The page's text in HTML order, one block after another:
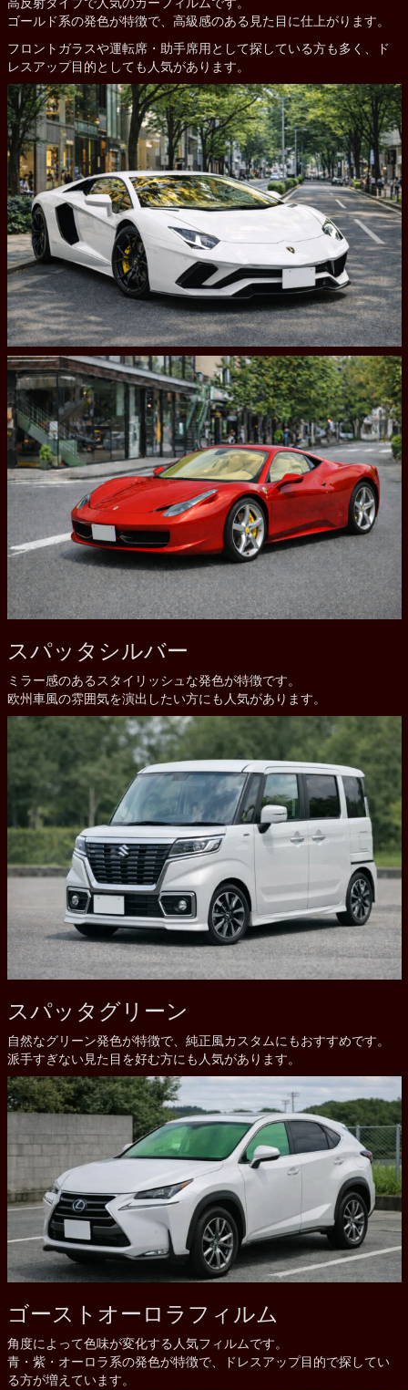
ゴールド系の発色が特徴で、高級感のある見た目に仕上がります。
フロントガラスや運転席・助手席用として探している方も多く、ド
レスアップ目的としても人気があります。
スパッタシルバー
ミラー感のあるスタイリッシュな発色が特徴です。
欧州車風の雰囲気を演出したい方にも人気があります。
スパッタグリーン
自然なグリーン発色が特徴で、純正風カスタムにもおすすめです。
派手すぎない見た目を好む方にも人気があります。
ゴーストオーロラフィルム
角度によって色味が変化する人気フィルムです。
青・紫・オーロラ系の発色が特徴で、ドレスアップ目的で探してい
る方が増えています。